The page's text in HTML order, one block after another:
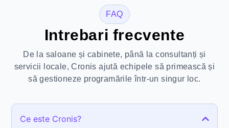
FAQ
Intrebari frecvente
De la saloane și cabinete, până la consultanți și
servicii locale, Cronis ajută echipele să primească și
să gestioneze programările într-un singur loc.
Ce este Cronis?